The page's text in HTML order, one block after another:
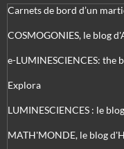
Carnets de bord d’un
COSMOGONIES, le blog
e-LUMINESCIENCES: the
Explora
LUMINESCIENCES : le
MATH'MONDE, le blog